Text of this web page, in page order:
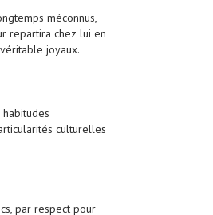
méconnus,
repartira chez lui en
joyaux.
culturelles
par respect pour